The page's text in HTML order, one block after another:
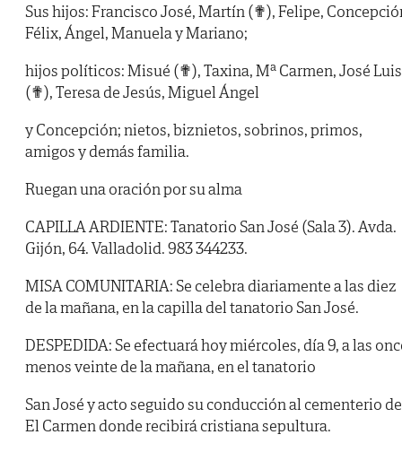
Sus hijos: Francisco José, Martín (✟), Felipe,
Félix, Ángel, Manuela y Mariano;
hijos políticos: Misué (✟), Taxina, Mª Carmen, José Luis
(✟), Teresa de Jesús, Miguel Ángel
y Concepción; nietos, biznietos, sobrinos, primos,
amigos y demás familia.
Ruegan una oración por su alma
CAPILLA ARDIENTE: Tanatorio San José (Sala 3). Avda.
Gijón, 64. Valladolid. 983 344233.
MISA COMUNITARIA: Se celebra diariamente a las diez
de la mañana, en la capilla del tanatorio San José.
DESPEDIDA: Se efectuará hoy miércoles, día 9, a las
menos veinte de la mañana, en el tanatorio
San José y acto seguido su conducción al cementerio de
El Carmen donde recibirá cristiana sepultura.